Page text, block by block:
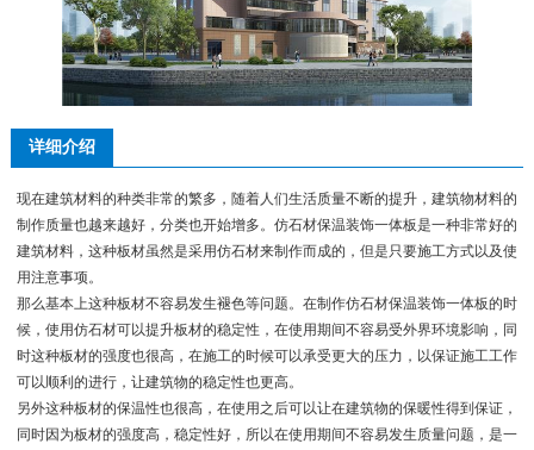
详细介绍
现在建筑材料的种类非常的繁多，随着人们生活质量不断的提升，建筑物材料的
制作质量也越来越好，分类也开始增多。仿石材保温装饰一体板是一种非常好的
建筑材料，这种板材虽然是采用仿石材来制作而成的，但是只要施工方式以及使
用注意事项。
那么基本上这种板材不容易发生褪色等问题。在制作仿石材保温装饰一体板的时
候，使用仿石材可以提升板材的稳定性，在使用期间不容易受外界环境影响，同
时这种板材的强度也很高，在施工的时候可以承受更大的压力，以保证施工工作
可以顺利的进行，让建筑物的稳定性也更高。
另外这种板材的保温性也很高，在使用之后可以让在建筑物的保暖性得到保证，
同时因为板材的强度高，稳定性好，所以在使用期间不容易发生质量问题，是一